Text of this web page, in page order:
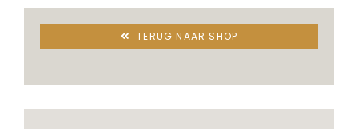
TERUG NAAR SHOP